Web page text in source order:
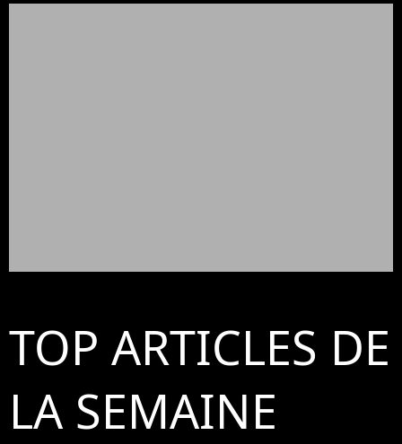
TOP ARTICLES DE
LA SEMAINE